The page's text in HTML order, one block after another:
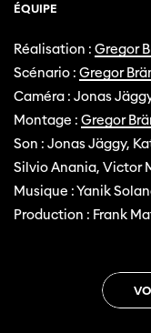
ÉQUIPE
Réalisation : Gregor
Scénario : Gregor
Caméra : Jonas
Montage : Gregor
Son : Jonas Jäggy,
Silvio Anania, Victor
Musique : Yanik
Production : Frank